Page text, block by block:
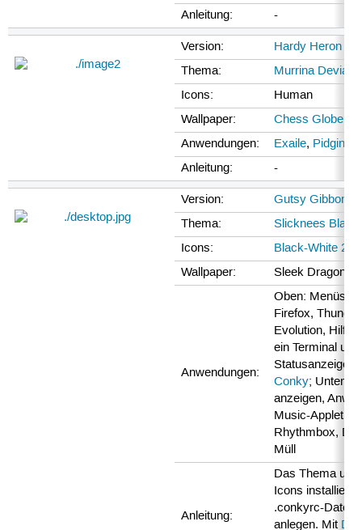
Anleitung:
-
Version:
Hardy Heron
Thema:
Murrina Deviant
Icons:
Human
Wallpaper:
Chess Globe
Anwendungen:
Exaile, Pidgin
Anleitung:
-
Version:
Gutsy Gibbon
Thema:
Slicknees Black
Icons:
Black-White 2
Wallpaper:
Sleek Dragon
Anwendungen:
Oben: Menüs,
Firefox,
Evolution, Hilfe;
ein Terminal
Statusanzeige
Conky; Unten:
anzeigen,
Music-Applet für
Rhythmbox,
Müll
Anleitung:
Das Thema und
Icons
.conkyrc-Datei
anlegen. Mit